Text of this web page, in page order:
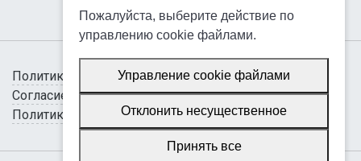
Политика обработки персональных данных
Согласие на обработку персональных данных
Политика использования cookie-файлов
Пожалуйста, выберите действие по
управлению cookie файлами.
Управление cookie файлами
Отклонить несущественное
Принять все